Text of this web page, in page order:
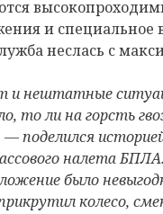
и специальное
неслась с
и нештатные
то ли на горсть
поделился
налета
было
колесо,